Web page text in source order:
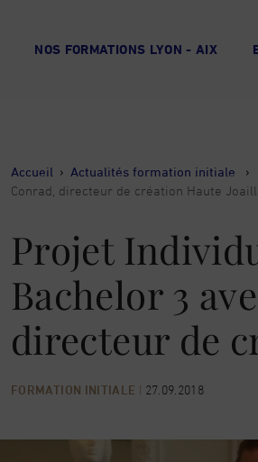
NOS FORMATIONS LYON - AIX
Accueil › Actualités formation initiale ›
Conrad, directeur de création Haute
Projet
Bachelor 3
directeur de
FORMATION INITIALE | 27.09.2018